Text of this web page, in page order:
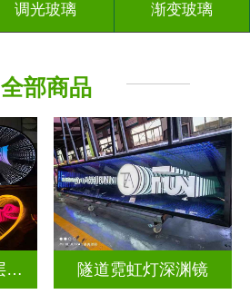
调光玻璃 渐变玻璃
其它玻璃
全部商品
网红背景墙定制千层镜深渊镜 隧道霓虹灯深渊镜